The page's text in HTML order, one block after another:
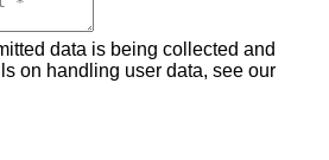
data is being collected and
on handling user data, see our